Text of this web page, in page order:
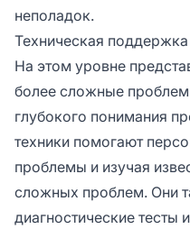
неполадок.
Техническая
На этом уровне
более сложные
глубокого понимания
техники помогают
проблемы и изучая
сложных проблем. Они
диагностические тесты